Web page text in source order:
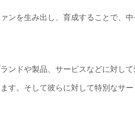
ンを生み出し、育成することで、
ンドや製品、サービスなどに対し
す。そして彼らに対して特別なサ